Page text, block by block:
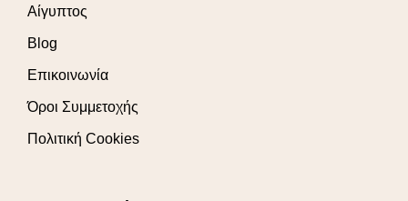
Αίγυπτος
Blog
Επικοινωνία
Όροι Συμμετοχής
Πολιτική Cookies